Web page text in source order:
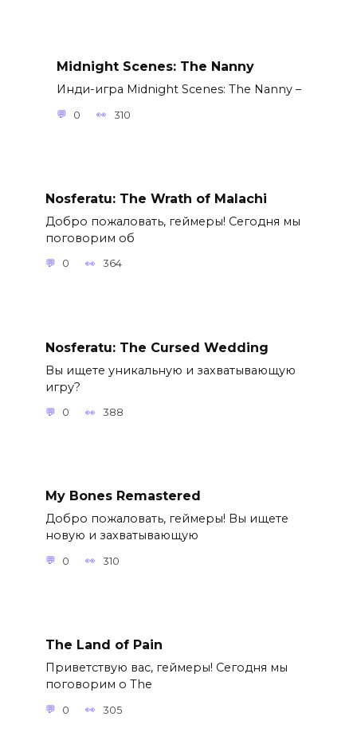
Midnight Scenes: The Nanny
Инди-игра Midnight Scenes: The Nanny –
0 310
Nosferatu: The Wrath of Malachi
Добро пожаловать, геймеры! Сегодня мы
поговорим об
0 364
Nosferatu: The Cursed Wedding
Вы ищете уникальную и захватывающую
игру?
0 388
My Bones Remastered
Добро пожаловать, геймеры! Вы ищете
новую и захватывающую
0 310
The Land of Pain
Приветствую вас, геймеры! Сегодня мы
поговорим о The
0 305